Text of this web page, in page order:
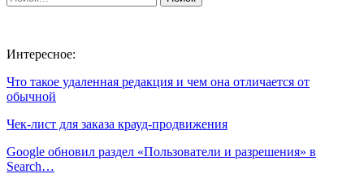
Интересное:
Что такое удаленная редакция и чем она отличается от
обычной
Чек-лист для заказа крауд-продвижения
Google обновил раздел «Пользователи и разрешения» в
Search…